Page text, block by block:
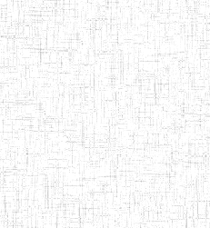
12/11/1984 ENIEG Public
01/09/1997 ENIEG Public
27/08/1975 ENIEG Public